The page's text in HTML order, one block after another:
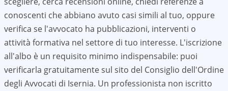
conoscenti che abbiano avuto casi simili al tuo, oppure
verifica se l'avvocato ha pubblicazioni, interventi o
attività formativa nel settore di tuo interesse. L'iscrizione
all'albo è un requisito minimo indispensabile: puoi
verificarla gratuitamente sul sito del Consiglio dell'Ordine
degli Avvocati di Isernia. Un professionista non iscritto